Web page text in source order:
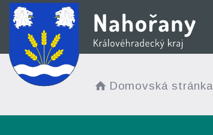
Domovská stránka